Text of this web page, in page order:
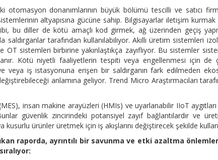
otomasyon donanımlarının büyük bölümü tescilli ve satıcı
altyapısına gücüne sahip. Bilgisayarlar iletişim
bu diller de kötü amaçlı kod girmek, ağ üzerinden geçiş
saldırganlar tarafından kullanılabiliyor. Akıllı üretim sistemleri
sistemleri birbirine yakınlaştıkça zayıflıyor. Bu sistemler
Kötü niyetli faaliyetlerin tespiti veya engellenmesi için de
veya iş istasyonuna erişen bir saldırganın fark edilmeden
anlamına geliyor. Trend Micro Araştırmacıları
insan makine arayüzleri (HMIs) ve uyarlanabilir IIoT aygıtları
güvenlik zincirindeki potansiyel zayıf bağlantılardır ve
kusurlu ürünler üretmek için iş akışlarını değiştirecek şekilde
raporda, ayrıntılı bir savunma ve etki azaltma